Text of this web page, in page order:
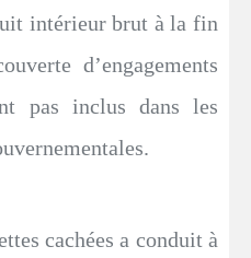
intérieur brut à la fin
d’engagements
pas inclus dans les
cachées a conduit à